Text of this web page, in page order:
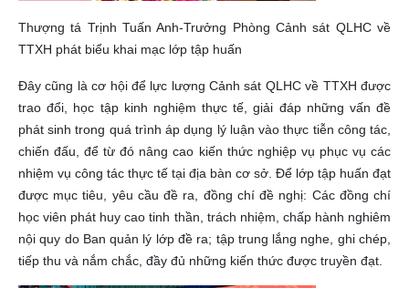
Thượng tá Trịnh Tuấn Anh-Trưởng Phòng Cảnh sát QLHC về
TTXH phát biểu khai mạc lớp tập huấn
Đây cũng là cơ hội để lực lượng Cảnh sát QLHC về TTXH được
trao đổi, học tập kinh nghiệm thực tế, giải đáp những vấn đề
phát sinh trong quá trình áp dụng lý luận vào thực tiễn công tác,
chiến đấu, để từ đó nâng cao kiến thức nghiệp vụ phục vụ các
nhiệm vụ công tác thực tế tại địa bàn cơ sở. Để lớp tập huấn đạt
được mục tiêu, yêu cầu đề ra, đồng chí đề nghị: Các đồng chí
học viên phát huy cao tinh thần, trách nhiệm, chấp hành nghiêm
nội quy do Ban quản lý lớp đề ra; tập trung lắng nghe, ghi chép,
tiếp thu và nắm chắc, đầy đủ những kiến thức được truyền đạt.